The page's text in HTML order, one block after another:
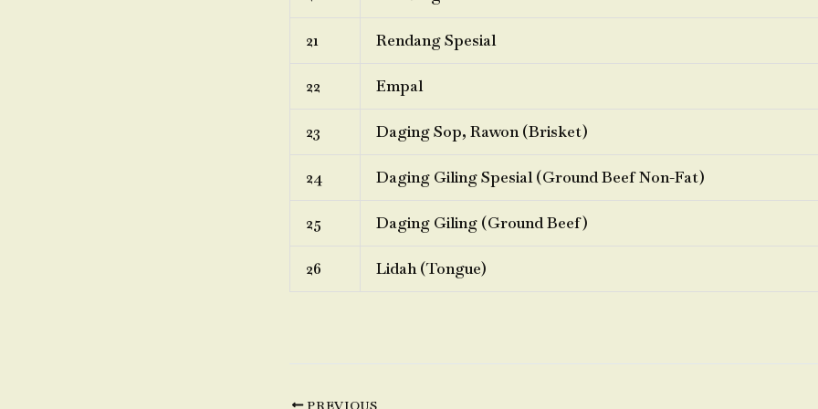
21 Rendang Spesial
22 Empal
23 Daging Sop, Rawon (Brisket)
24 Daging Giling Spesial (Ground Beef Non-Fat)
25 Daging Giling (Ground Beef)
26 Lidah (Tongue)
PREVIOUS